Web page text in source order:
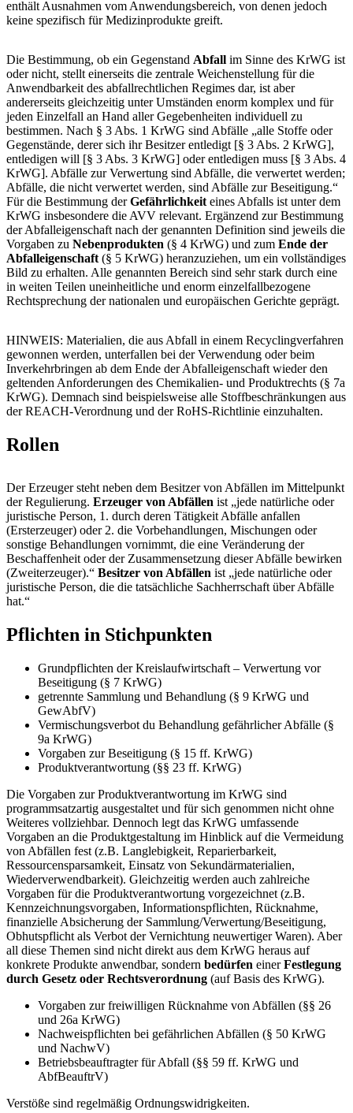
enthält Ausnahmen vom Anwendungsbereich, von denen jedoch
keine spezifisch für Medizinprodukte greift.
Die Bestimmung, ob ein Gegenstand Abfall im Sinne des KrWG ist
oder nicht, stellt einerseits die zentrale Weichenstellung für die
Anwendbarkeit des abfallrechtlichen Regimes dar, ist aber
andererseits gleichzeitig unter Umständen enorm komplex und für
jeden Einzelfall an Hand aller Gegebenheiten individuell zu
bestimmen. Nach § 3 Abs. 1 KrWG sind Abfälle „alle Stoffe oder
Gegenstände, derer sich ihr Besitzer entledigt [§ 3 Abs. 2 KrWG],
entledigen will [§ 3 Abs. 3 KrWG] oder entledigen muss [§ 3 Abs. 4
KrWG]. Abfälle zur Verwertung sind Abfälle, die verwertet werden;
Abfälle, die nicht verwertet werden, sind Abfälle zur Beseitigung.“
Für die Bestimmung derGefährlichkeit eines Abfalls ist unter dem
KrWG insbesondere die AVV relevant. Ergänzend zur Bestimmung
der Abfalleigenschaft nach der genannten Definition sind jeweils die
Vorgaben zu Nebenprodukten (§ 4 KrWG) und zum Ende der
Abfalleigenschaft (§ 5 KrWG) heranzuziehen, um ein vollständiges
Bild zu erhalten. Alle genannten Bereich sind sehr stark durch eine
in weiten Teilen uneinheitliche und enorm einzelfallbezogene
Rechtsprechung der nationalen und europäischen Gerichte geprägt.
HINWEIS: Materialien, die aus Abfall in einem Recyclingverfahren
gewonnen werden, unterfallen bei der Verwendung oder beim
Inverkehrbringen ab dem Ende der Abfalleigenschaft wieder den
geltenden Anforderungen des Chemikalien- und Produktrechts (§ 7a
KrWG). Demnach sind beispielsweise alle Stoffbeschränkungen aus
der REACH-Verordnung und der RoHS-Richtlinie einzuhalten.
Rollen
Der Erzeuger steht neben dem Besitzer von Abfällen im Mittelpunkt
der Regulierung. Erzeuger von Abfällen ist „jede natürliche oder
juristische Person, 1. durch deren Tätigkeit Abfälle anfallen
(Ersterzeuger) oder 2. die Vorbehandlungen, Mischungen oder
sonstige Behandlungen vornimmt, die eine Veränderung der
Beschaffenheit oder der Zusammensetzung dieser Abfälle bewirken
(Zweiterzeuger).“ Besitzer von Abfällen ist „jede natürliche oder
juristische Person, die die tatsächliche Sachherrschaft über Abfälle
hat.“
Pflichten in Stichpunkten
Grundpflichten der Kreislaufwirtschaft – Verwertung vor
Beseitigung (§ 7 KrWG)
getrennte Sammlung und Behandlung (§ 9 KrWG und
GewAbfV)
Vermischungsverbot du Behandlung gefährlicher Abfälle (§
9a KrWG)
Vorgaben zur Beseitigung (§ 15 ff. KrWG)
Produktverantwortung (§§ 23 ff. KrWG)
Die Vorgaben zur Produktverantwortung im KrWG sind
programmsatzartig ausgestaltet und für sich genommen nicht ohne
Weiteres vollziehbar. Dennoch legt das KrWG umfassende
Vorgaben an die Produktgestaltung im Hinblick auf die Vermeidung
von Abfällen fest (z.B. Langlebigkeit, Reparierbarkeit,
Ressourcensparsamkeit, Einsatz von Sekundärmaterialien,
Wiederverwendbarkeit). Gleichzeitig werden auch zahlreiche
Vorgaben für die Produktverantwortung vorgezeichnet (z.B.
Kennzeichnungsvorgaben, Informationspflichten, Rücknahme,
finanzielle Absicherung der Sammlung/Verwertung/Beseitigung,
Obhutspflicht als Verbot der Vernichtung neuwertiger Waren). Aber
all diese Themen sind nicht direkt aus dem KrWG heraus auf
konkrete Produkte anwendbar, sondern bedürfen einerFestlegung
durch Gesetz oder Rechtsverordnung (auf Basis des KrWG).
Vorgaben zur freiwilligen Rücknahme von Abfällen (§§ 26
und 26a KrWG)
Nachweispflichten bei gefährlichen Abfällen (§ 50 KrWG
und NachwV)
Betriebsbeauftragter für Abfall (§§ 59 ff. KrWG und
AbfBeauftrV)
Verstöße sind regelmäßig Ordnungswidrigkeiten.